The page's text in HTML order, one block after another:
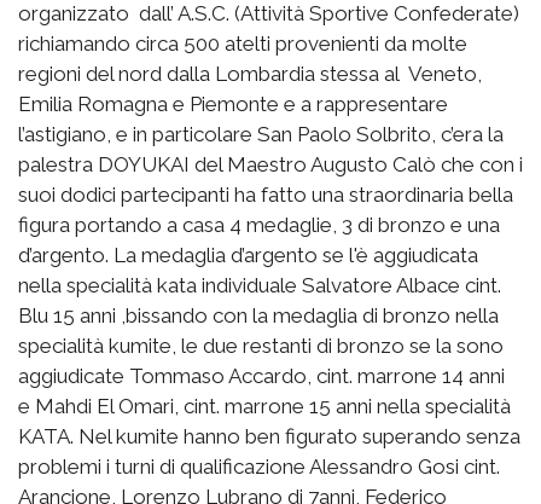
organizzato dall’ A.S.C. (Attività Sportive Confederate)
richiamando circa 500 atelti provenienti da molte
regioni del nord dalla Lombardia stessa al Veneto,
Emilia Romagna e Piemonte e a rappresentare
l’astigiano, e in particolare San Paolo Solbrito, c’era la
palestra DOYUKAI del Maestro Augusto Calò che con i
suoi dodici partecipanti ha fatto una straordinaria bella
figura portando a casa 4 medaglie, 3 di bronzo e una
d’argento. La medaglia d’argento se l'è aggiudicata
nella specialità kata individuale Salvatore Albace cint.
Blu 15 anni ,bissando con la medaglia di bronzo nella
specialità kumite, le due restanti di bronzo se la sono
aggiudicate Tommaso Accardo, cint. marrone 14 anni
e Mahdi El Omari, cint. marrone 15 anni nella specialità
KATA. Nel kumite hanno ben figurato superando senza
problemi i turni di qualificazione Alessandro Gosi cint.
Arancione, Lorenzo Lubrano di 7anni, Federico